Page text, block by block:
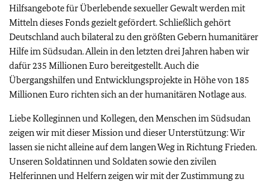
Hilfsangebote für Überlebende sexueller Gewalt werden mit
Mitteln dieses Fonds gezielt gefördert. Schließlich gehört
Deutschland auch bilateral zu den größten Gebern humanitärer
Hilfe im Südsudan. Allein in den letzten drei Jahren haben wir
dafür 235 Millionen Euro bereitgestellt. Auch die
Übergangshilfen und Entwicklungsprojekte in Höhe von 185
Millionen Euro richten sich an der humanitären Notlage aus.
Liebe Kolleginnen und Kollegen, den Menschen im Südsudan
zeigen wir mit dieser Mission und dieser Unterstützung: Wir
lassen sie nicht alleine auf dem langen Weg in Richtung Frieden.
Unseren Soldatinnen und Soldaten sowie den zivilen
Helferinnen und Helfern zeigen wir mit der Zustimmung zu